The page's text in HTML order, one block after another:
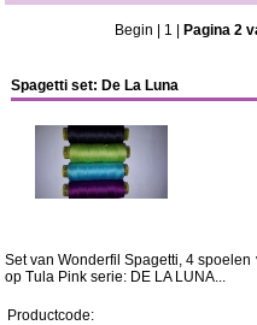
Spagetti set: De La Luna
Set van Wonderfil Spagetti, 4
op Tula Pink serie: DE LA LUNA...
Productcode:
Begin 1 Pagina 2